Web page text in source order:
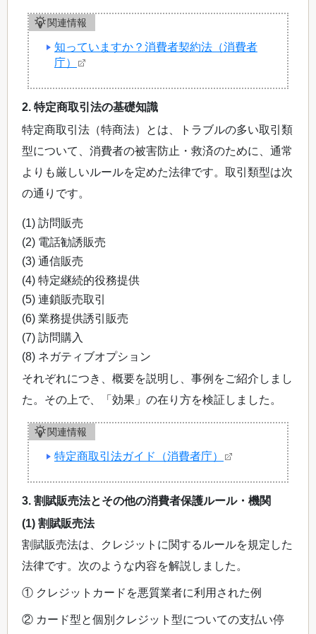
関連情報
知っていますか？消費者契約法（消費者
庁）
2. 特定商取引法の基礎知識
特定商取引法（特商法）とは、トラブルの多い取引類
型について、消費者の被害防止・救済のために、通常
よりも厳しいルールを定めた法律です。取引類型は次
の通りです。
(1) 訪問販売
(2) 電話勧誘販売
(3) 通信販売
(4) 特定継続的役務提供
(5) 連鎖販売取引
(6) 業務提供誘引販売
(7) 訪問購入
(8) ネガティブオプション
それぞれにつき、概要を説明し、事例をご紹介しまし
た。その上で、「効果」の在り方を検証しました。
関連情報
特定商取引法ガイド（消費者庁）
3. 割賦販売法とその他の消費者保護ルール・機関
(1) 割賦販売法
割賦販売法は、クレジットに関するルールを規定した
法律です。次のような内容を解説しました。
① クレジットカードを悪質業者に利用された例
② カード型と個別クレジット型についての支払い停